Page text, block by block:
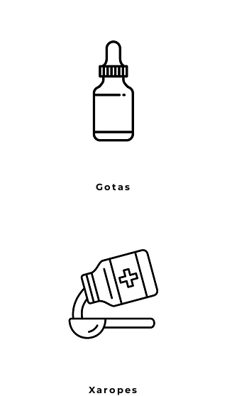
Gotas
Xaropes